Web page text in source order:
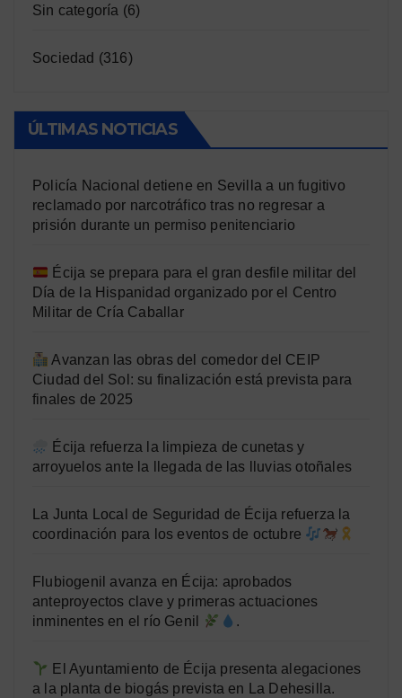
Sin categoría (6)
Sociedad (316)
ÚLTIMAS NOTICIAS
Policía Nacional detiene en Sevilla a un fugitivo
reclamado por narcotráfico tras no regresar a
prisión durante un permiso penitenciario
Écija se prepara para el gran desfile militar del
Día de la Hispanidad organizado por el Centro
Militar de Cría Caballar
Avanzan las obras del comedor del CEIP
Ciudad del Sol: su finalización está prevista para
finales de 2025
Écija refuerza la limpieza de cunetas y
arroyuelos ante la llegada de las lluvias otoñales
La Junta Local de Seguridad de Écija refuerza la
coordinación para los eventos de octubre
Flubiogenil avanza en Écija: aprobados
anteproyectos clave y primeras actuaciones
inminentes en el río Genil
.
El Ayuntamiento de Écija presenta alegaciones
a la planta de biogás prevista en La Dehesilla.